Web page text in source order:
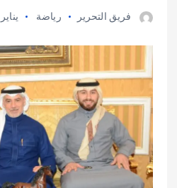
فريق التحرير رياضة يناير 16, 2025